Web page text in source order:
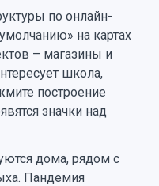
по онлайн-
на картах
– магазины и
школа,
построение
значки над
дома, рядом с
Пандемия